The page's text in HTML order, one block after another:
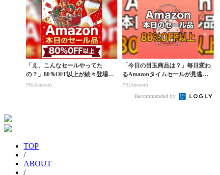
「え、こんなセールやってた
の？」80％OFF以上が続々登場！
Amazonの本気が...
PR(Amazon)
「今日の目玉商品は？」毎日変わ
るAmazonタイムセールが見逃せ
ない
PR(Amazon)
Recommended by
TOP
/
ABOUT
/